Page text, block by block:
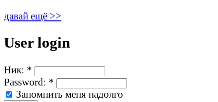
давай ещё >>
User login
Ник: *
Password: *
Запомнить меня надолго